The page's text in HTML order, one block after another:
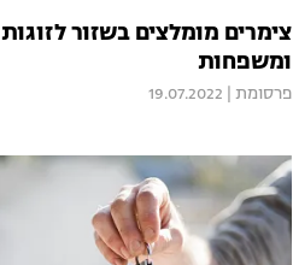
צימרים מומלצים בשזור לזוגות
ומשפחות
פרסומת 19.07.2022